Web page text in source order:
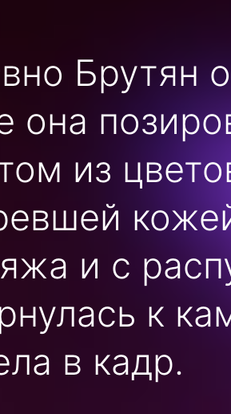
Брутян
она
из
и с
к
в кадр.